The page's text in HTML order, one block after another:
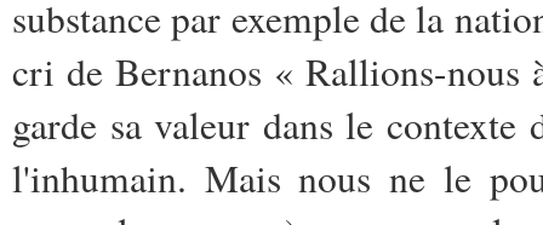
substance par exemple de la
cri de Bernanos « Rallions-nous
garde sa valeur dans le
l'inhumain. Mais nous ne le